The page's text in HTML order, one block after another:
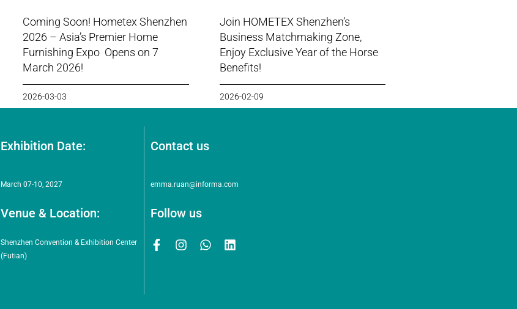
Coming Soon! Hometex Shenzhen
2026 – Asia’s Premier Home
Furnishing Expo Opens on 7
March 2026!
2026-03-03
Join HOMETEX Shenzhen’s
Business Matchmaking Zone,
Enjoy Exclusive Year of the Horse
Benefits!
2026-02-09
Exhibition Date:
March 07-10, 2027
Venue & Location:
Shenzhen Convention & Exhibition Center
(Futian)
Contact us
emma.ruan@informa.com
Follow us